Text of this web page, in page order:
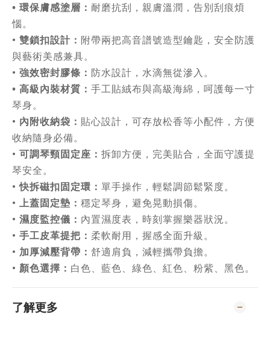
• 環保膚感塗層： 耐磨抗刮，親膚溫潤，告別刮痕煩
惱。
• 雙鎖扣設計： 附帶兩把高音譜號造型鑰匙，安全防護
與藝術美感兼具。
• 強效密封膠條： 防水設計，水滴無從滲入。
• 高級內裝材質： 手工貼絨布與高級海綿，呵護每一寸
琴身。
• 內附收納袋： 貼心設計，可存放松香等小配件，方便
收納隨身必備。
• 可調琴頸固定座： 拆卸方便，完美貼合，全面守護提
琴安全。
•快拆磁扣固定環： 單手操作，輕鬆調節鬆緊度。
• 上蓋固定墊： 穩定琴身，避免晃動損傷。
• 濕度監控儀： 內置濕度表，時刻掌握樂器狀況。
• 手工皮革提把： 柔軟耐用，握感全面升級。
• 加厚減壓背帶： 舒適肩負，減輕攜帶負擔。
• 顏色選擇： 白色、藍色、綠色、紅色、粉紫、黑色。
了解更多